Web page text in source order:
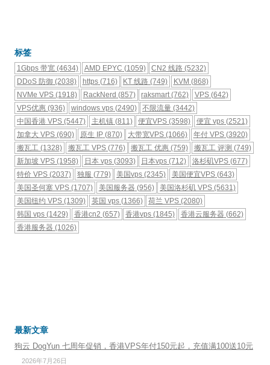
标签
1Gbps 带宽 (4634) AMD EPYC (1059) CN2 线路 (5232)
DDoS 防御 (2038) https(716) KT 线路 (749) KVM (868)
NVMe VPS (1918) RackNerd (857) raksmart(762) VPS(642)
VPS优惠 (936) windows vps(2490) 不限流量 (3442)
中国香港 VPS (5447) 主机镇(811) 便宜VPS (3598) 便宜 vps(2521)
加拿大 VPS (690) 原生 IP(870) 大带宽VPS (1066) 年付 VPS(3920)
搬瓦工 (1328) 搬瓦工 VPS(776) 搬瓦工 优惠 (759) 搬瓦工 评测 (749)
新加坡 VPS (1958) 日本 vps(3093) 日本vps (712) 洛杉矶VPS(677)
特价 VPS (2037) 独服 (779) 美国vps (2345) 美国便宜VPS(643)
美国圣何塞 VPS (1707) 美国服务器 (956) 美国洛杉矶 VPS (5631)
美国纽约 VPS (1309) 英国 vps(1366) 荷兰 VPS (2080)
韩国 vps (1429) 香港cn2 (657) 香港vps (1845) 香港云服务器 (662)
香港服务器 (1026)
最新文章
狗云 DogYun 七周年促销，香港VPS年付150元起，充值满100送10元
2026年7月26日